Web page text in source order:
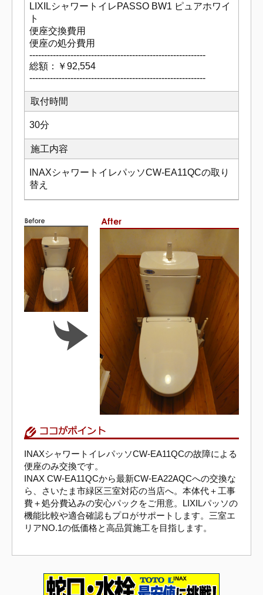
LIXILシャワートイレPASSO BW1 ピュアホワイ
ト
便座交換費用
便座の処分費用
------------------------------------------------------------
総額：￥92,554
------------------------------------------------------------
取付時間
30分
施工内容
INAXシャワートイレパッソCW-EA11QCの取り
替え
INAXシャワートイレパッソCW-EA11QCの故障による
便座のみ交換です。
INAX CW-EA11QCから最新CW-EA22AQCへの交換な
ら、さいたま市緑区三室対応の当店へ。本体代＋工事
費＋処分費込みの安心パックをご用意。LIXILパッソの
機能比較や適合確認もプロがサポートします。三室エ
リアNO.1の低価格と高品質施工を目指します。